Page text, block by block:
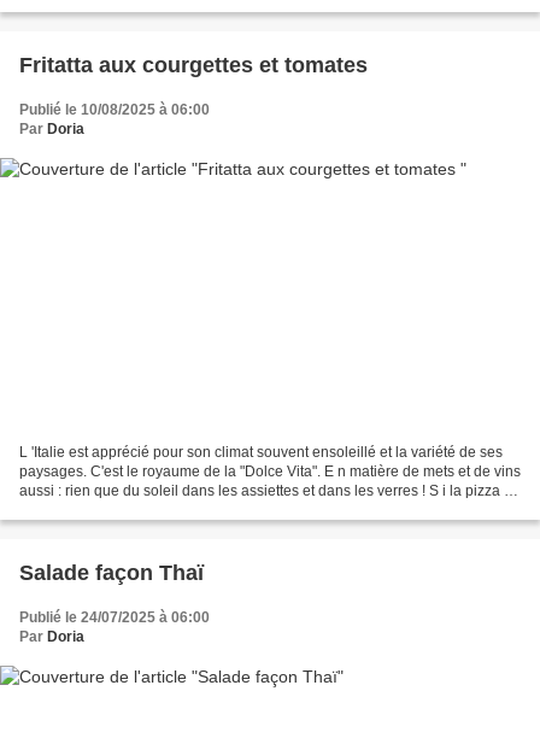
Fritatta aux courgettes et tomates
Publié le 10/08/2025 à 06:00
Par Doria
L 'Italie est apprécié pour son climat souvent ensoleillé et la variété de ses
paysages. C'est le royaume de la "Dolce Vita". E n matière de mets et de vins
aussi : rien que du soleil dans les assiettes et dans les verres ! S i la pizza ou
Salade façon Thaï
Publié le 24/07/2025 à 06:00
Par Doria